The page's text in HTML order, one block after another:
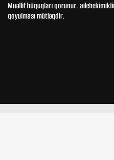
Müəllif hüquqları qorunur.
qoyulması mütləqdir.